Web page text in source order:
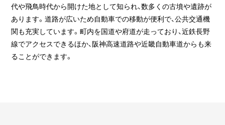
代や飛鳥時代から開けた地として知られ、数多くの古墳や遺跡が
あります。道路が広いため自動車での移動が便利で、公共交通機
関も充実しています。町内を国道や府道が走っており、近鉄長野
線でアクセスできるほか、阪神高速道路や近畿自動車道からも来
ることができます。